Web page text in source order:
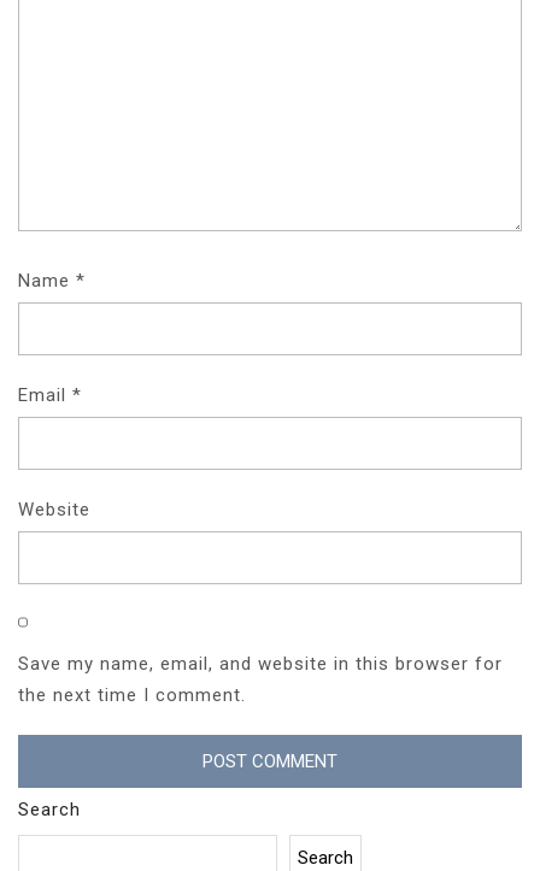
Name *
Email *
Website
Save my name, email, and website in this browser for
the next time I comment.
Search
Search